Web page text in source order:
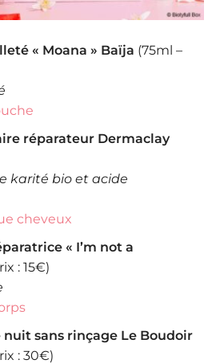
« Moana » Baïja (75ml –
réparateur Dermaclay
karité bio et acide
cheveux
« I’m not a
: 15€)
nuit sans rinçage Le Boudoir
: 30€)